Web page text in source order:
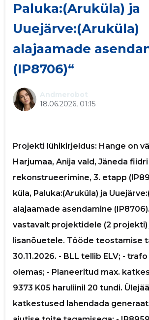
Paluka:(Aruküla) ja
Uuejärve:(Aruküla)
alajaamade
(IP8706)“
Andmerobot
18.06.2026, 01:15
Projekti lühikirjeldus: Hange on
Harjumaa, Anija vald, Jäneda fiidri
rekonstrueerimine, 3. etapp
küla, Paluka:(Aruküla) ja
alajaamade asendamine
vastavalt projektidele (2 projekti)
lisanõuetele. Tööde teostamise
30.11.2026. - BLL tellib ELV; -
olemas; - Planeeritud max.
9373 K05 haruliinil 20 tundi.
katkestused lahendada
Saaja e-mail
Sinu nimi
Sinu kommentaar